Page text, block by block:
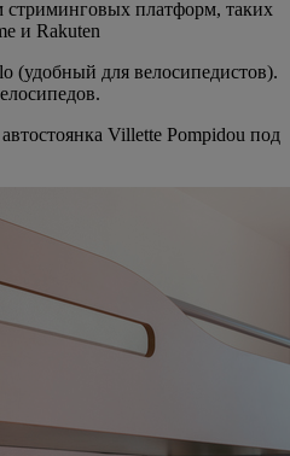
стриминговых платформ, таких
и Rakuten
(удобный для велосипедистов).
Villette Pompidou под